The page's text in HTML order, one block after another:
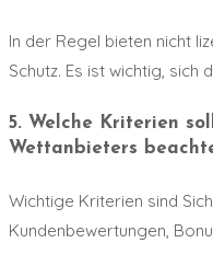
In der Regel bieten nicht
Schutz. Es ist wichtig, sich
5. Welche Kriterien
Wettanbieters
Wichtige Kriterien sind
Kundenbewertungen,